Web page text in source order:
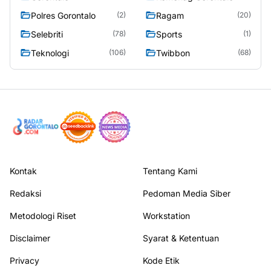
Polres Gorontalo (2) Ragam (20)
Selebriti (78) Sports (1)
Teknologi (106) Twibbon (68)
Kontak Tentang Kami
Redaksi Pedoman Media Siber
Metodologi Riset Workstation
Disclaimer Syarat & Ketentuan
Privacy Kode Etik